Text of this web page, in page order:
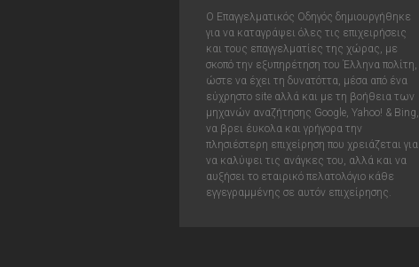
Ο Επαγγελματικός Οδηγός δημιουργήθηκε
για να καταγράψει όλες τις επιχειρήσεις
και τους επαγγελματίες της χώρας, με
σκοπό την εξυπηρέτηση του Έλληνα πολίτη,
ώστε να έχει τη δυνατόττα, μέσα από ένα
εύχρηστο site αλλά και με τη βοήθεια των
μηχανών αναζήτησης Google, Yahoo! & Bing,
να βρει έυκολα και γρήγορα την
πλησιέστερη επιχείρηση που χρειάζεται για
να καλύψει τις ανάγκες του, αλλά και να
αυξήσει το εταιρικό πελατολόγιο κάθε
εγγεγραμμένης σε αυτόν επιχείρησης.